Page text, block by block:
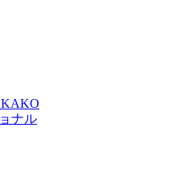
ナル